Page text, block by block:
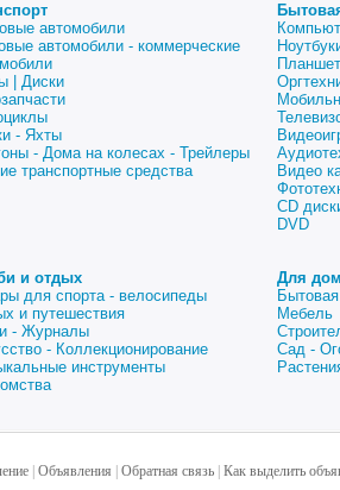
автомобили
автомобили - коммерческие
| Диски
- Яхты
- Дома на колесах - Трейлеры
транспортные средства
Видео
CD
DVD
и отдых
для спорта - велосипеды
и путешествия
- Журналы
- Коллекционирование
инструменты
Для
Мебель
Сад -
| Объявления Обратная связь| Как выделить